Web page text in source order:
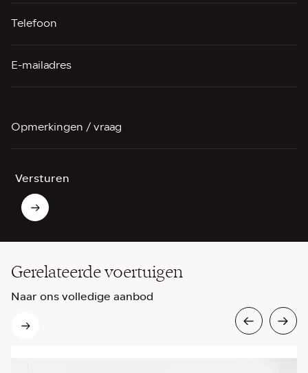
Telefoon
E-mailadres
Opmerkingen / vraag
Versturen
Gerelateerde voertuigen
Naar ons volledige aanbod